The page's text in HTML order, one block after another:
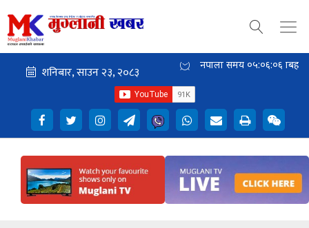
नेपाली समय ०५:०६:०६ बिहान